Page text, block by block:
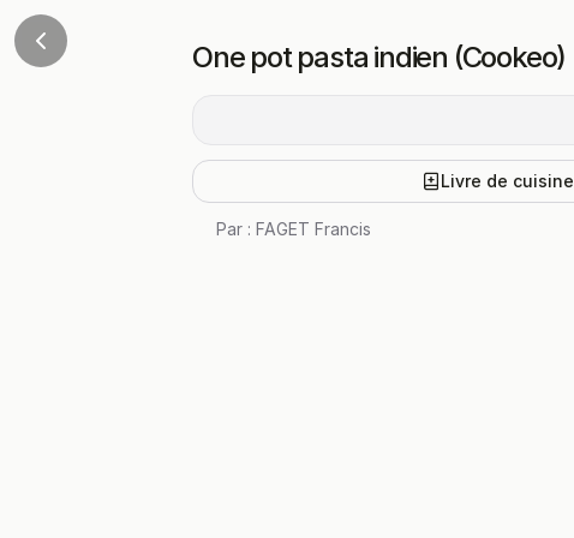
One pot pasta indien (Cookeo)
Livre de cuisine
Par : FAGET Francis